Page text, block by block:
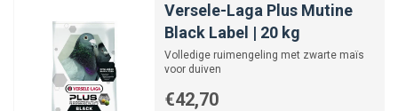
Versele-Laga Plus Mutine
Black Label | 20 kg
Volledige ruimengeling met zwarte maïs
voor duiven
€42,70